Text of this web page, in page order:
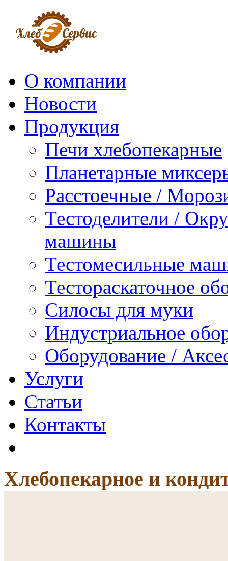
О компании
Новости
Продукция
Печи хлебопекарные
Планетарные
Расстоечные /
Тестоделители /
машины
Тестомесильные
Тестораскаточное
Силосы для муки
Индустриальное
Оборудование /
Услуги
Статьи
Контакты
Хлебопекарное и